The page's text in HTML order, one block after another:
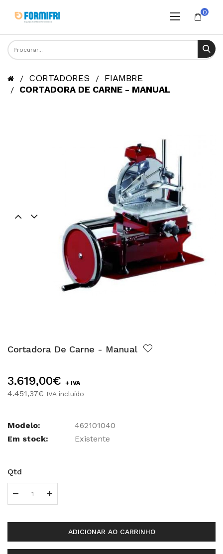
0
CORTADORES
FIAMBRE
CORTADORA DE CARNE - MANUAL
Cortadora De Carne - Manual
3.619,00€ + IVA
4.451,37€ IVA incluído
Modelo:
462101040
Em stock:
Existente
Qtd
ADICIONAR AO CARRINHO